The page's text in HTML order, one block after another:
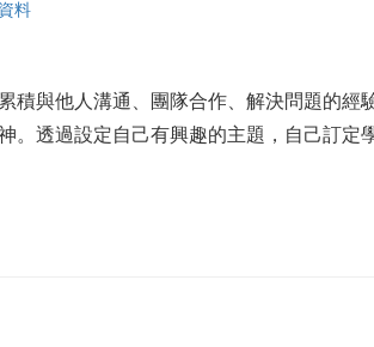
料
積與他人溝通、團隊合作、解決問題的經
透過設定自己有興趣的主題，自己訂定